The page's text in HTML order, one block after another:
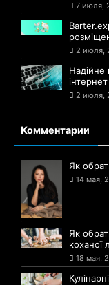
7 июля,
2 июля,
Надійне
2 июля,
Комментарии
Як
14 мая,
Як
коханої
18 мая,